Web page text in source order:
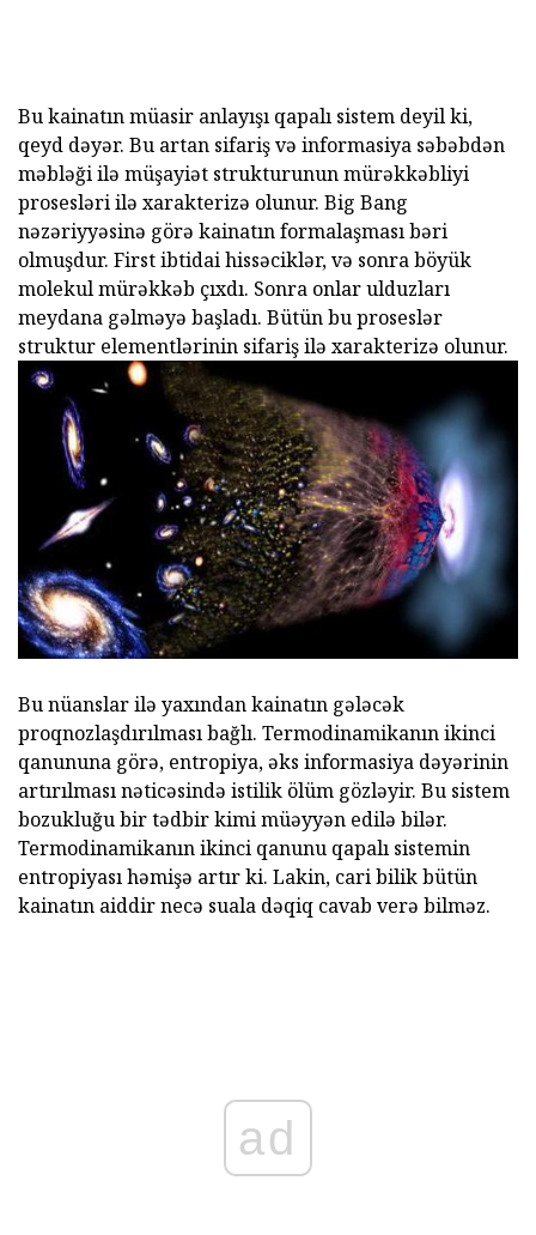
Bu kainatın müasir anlayışı qapalı sistem deyil ki,
qeyd dəyər. Bu artan sifariş və informasiya səbəbdən
məbləği ilə müşayiət strukturunun mürəkkəbliyi
prosesləri ilə xarakterizə olunur. Big Bang
nəzəriyyəsinə görə kainatın formalaşması bəri
olmuşdur. First ibtidai hissəciklər, və sonra böyük
molekul mürəkkəb çıxdı. Sonra onlar ulduzları
meydana gəlməyə başladı. Bütün bu proseslər
struktur elementlərinin sifariş ilə xarakterizə olunur.
Bu nüanslar ilə yaxından kainatın gələcək
proqnozlaşdırılması bağlı. Termodinamikanın ikinci
qanununa görə, entropiya, əks informasiya dəyərinin
artırılması nəticəsində istilik ölüm gözləyir. Bu sistem
bozukluğu bir tədbir kimi müəyyən edilə bilər.
Termodinamikanın ikinci qanunu qapalı sistemin
entropiyası həmişə artır ki. Lakin, cari bilik bütün
kainatın aiddir necə suala dəqiq cavab verə bilməz.
ad